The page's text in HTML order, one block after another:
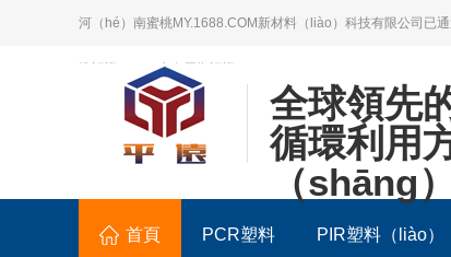
河（hé）南蜜桃MY.1688.COM新材料（liào）科技有限公司已
準認證；LCA生命周期認證。
全球領先
循環利用
（shāng）
首頁 PCR塑料 PIR塑料（liào）